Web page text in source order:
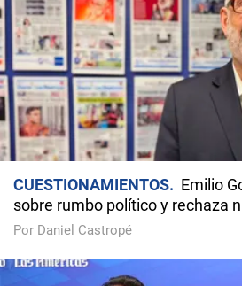
CUESTIONAMIENTOS
Emilio
sobre rumbo político y rechaza
Por Daniel Castropé